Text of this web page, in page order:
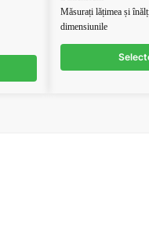
a
fost:
Măsurați lățimea și
dimensiunile